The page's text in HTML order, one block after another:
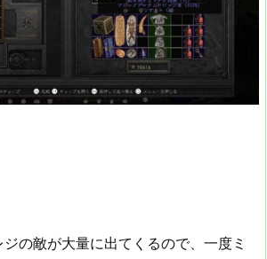
の敵が大量に出てくるので、一度ミ